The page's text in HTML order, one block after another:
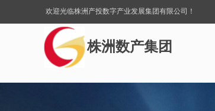
欢迎光临株洲产投数字产业发展集团有限公司！
株洲数产集团